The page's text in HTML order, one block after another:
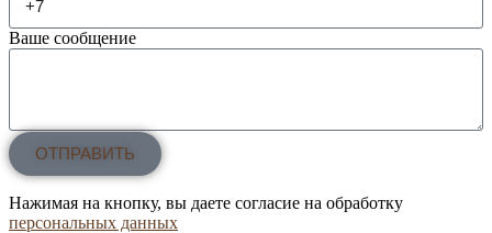
Ваше сообщение
ОТПРАВИТЬ
Нажимая на кнопку, вы даете согласие на обработку
персональных данных